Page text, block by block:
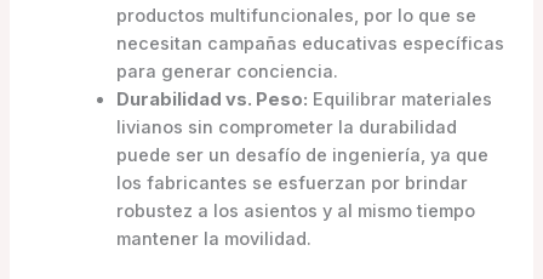
productos multifuncionales, por lo que se
necesitan campañas educativas específicas
para generar conciencia.
Durabilidad vs. Peso: Equilibrar materiales
livianos sin comprometer la durabilidad
puede ser un desafío de ingeniería, ya que
los fabricantes se esfuerzan por brindar
robustez a los asientos y al mismo tiempo
mantener la movilidad.